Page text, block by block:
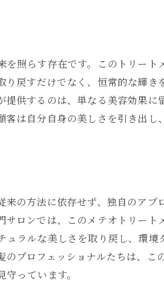
る
照らす存在です。このトリート
戻すだけでなく、恒常的な輝き
供するのは、単なる美容効果に
は自分自身の美しさを引き出し
の方法に依存せず、独自のアプ
ロンでは、このメテオトリート
ラルな美しさを取り戻し、環境
プロフェッショナルたちは、こ
っています。